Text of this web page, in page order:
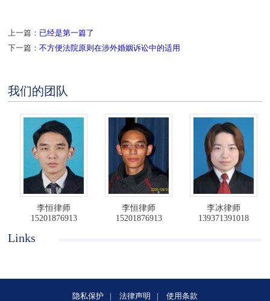
上一篇： 已经是第一篇了
下一篇：不方便法院原则在涉外婚姻诉讼中的适用
我们的团队
李恒律师
15201876913
李恒律师
15201876913
李冰律师
139371391018
Links
隐私保护 | 法律声明 | 使用条款